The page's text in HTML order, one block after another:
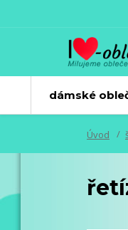
dámské
Úvod